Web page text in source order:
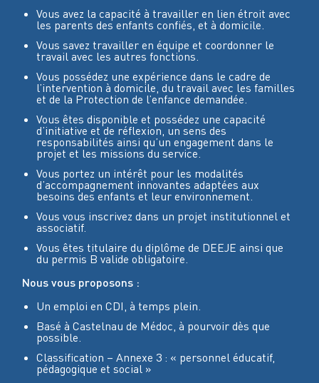
Vous avez la capacité à travailler en lien étroit avec
les parents des enfants confiés, et à domicile.
Vous savez travailler en équipe et coordonner le
travail avec les autres fonctions.
Vous possédez une expérience dans le cadre de
l’intervention à domicile, du travail avec les familles
et de la Protection de l’enfance demandée.
Vous êtes disponible et possédez une capacité
d’initiative et de réflexion, un sens des
responsabilités ainsi qu’un engagement dans le
projet et les missions du service.
Vous portez un intérêt pour les modalités
d’accompagnement innovantes adaptées aux
besoins des enfants et leur environnement.
Vous vous inscrivez dans un projet institutionnel et
associatif.
Vous êtes titulaire du diplôme de DEEJE ainsi que
du permis B valide obligatoire.
Nous vous proposons :
Un emploi en CDI, à temps plein.
Basé à Castelnau de Médoc, à pourvoir dès que
possible.
Classification – Annexe 3 : « personnel éducatif,
pédagogique et social »